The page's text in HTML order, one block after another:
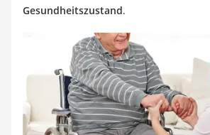
Gesundheitszustand.